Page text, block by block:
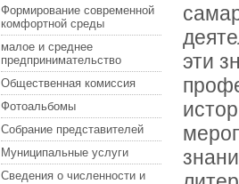
Формирование современной
комфортной среды
малое и среднее
предпринимательство
Общественная комиссия
Фотоальбомы
Собрание представителей
Муниципальные услуги
Сведения о численности и
эти